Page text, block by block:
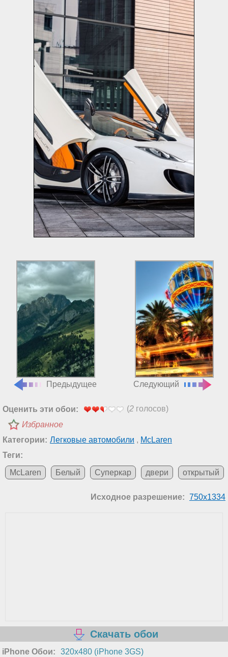
Предыдущее Следующий
Оценить эти обои: (2 голосов)
Избранное
Категории: Легковые автомобили , McLaren
Теги:
McLaren
Белый Суперкар двери открытый
Исходное разрешение: 750x1334
Скачать обои
iPhone Обои:
320x480 (iPhone 3GS)